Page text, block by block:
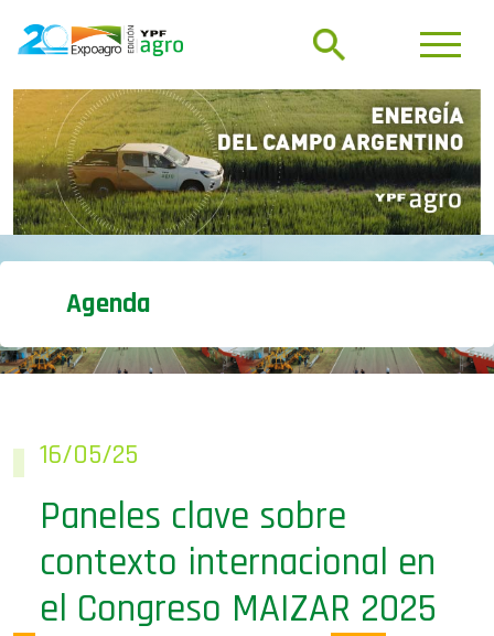
Agenda
16/05/25
Paneles clave sobre
contexto internacional en
el Congreso MAIZAR 2025